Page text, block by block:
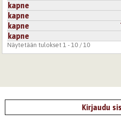
kapne
kapne
kapne
kapne
Näytetään tulokset 1 - 10 / 10
Kirjaudu